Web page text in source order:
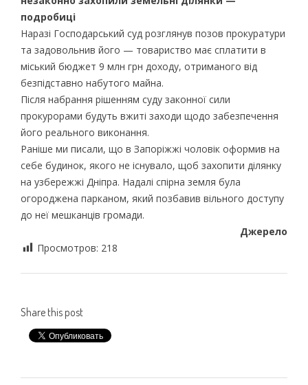
подробиці
Наразі Господарський суд розглянув позов прокуратури
та задовольнив його — товариство має сплатити в
міський бюджет 9 млн грн доходу, отриманого від
безпідставно набутого майна.
Після набрання рішенням суду законної сили
прокурорами будуть вжиті заходи щодо забезпечення
його реального виконання.
Раніше ми писали, що в Запоріжжі чоловік оформив на
себе будинок, якого не існувало, щоб захопити ділянку
на узбережжі Дніпра. Надалі спірна земля була
огороджена парканом, який позбавив вільного доступу
до неї мешканців громади.
Джерело
Просмотров: 218
Share this post